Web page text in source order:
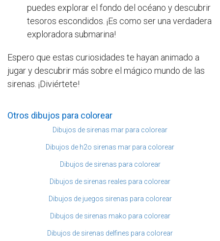
puedes explorar el fondo del océano y descubrir
tesoros escondidos. ¡Es como ser una verdadera
exploradora submarina!
Espero que estas curiosidades te hayan animado a
jugar y descubrir más sobre el mágico mundo de las
sirenas. ¡Diviértete!
Otros dibujos para colorear
Dibujos de sirenas mar para colorear
Dibujos de h2o sirenas mar para colorear
Dibujos de sirenas para colorear
Dibujos de sirenas reales para colorear
Dibujos de juegos sirenas para colorear
Dibujos de sirenas mako para colorear
Dibujos de sirenas delfines para colorear